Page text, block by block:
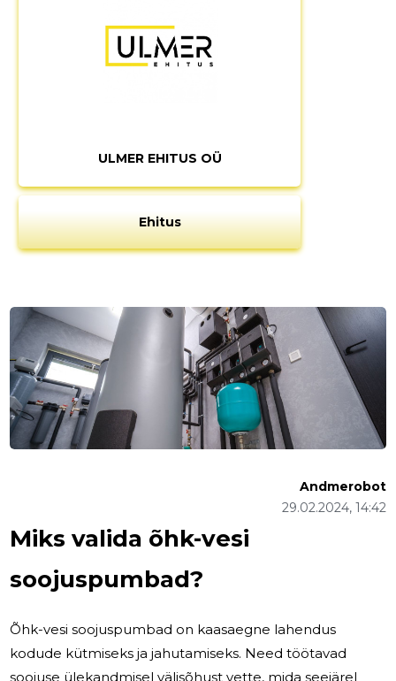
ULMER EHITUS OÜ
Ehitus
Miks valida õhk-vesi
soojuspumbad?
29.02.2024, 14:42
Andmerobot
Õhk-vesi soojuspumbad on kaasaegne lahendus
kodude kütmiseks ja jahutamiseks. Need töötavad
soojuse ülekandmisel välisõhust vette, mida seejärel